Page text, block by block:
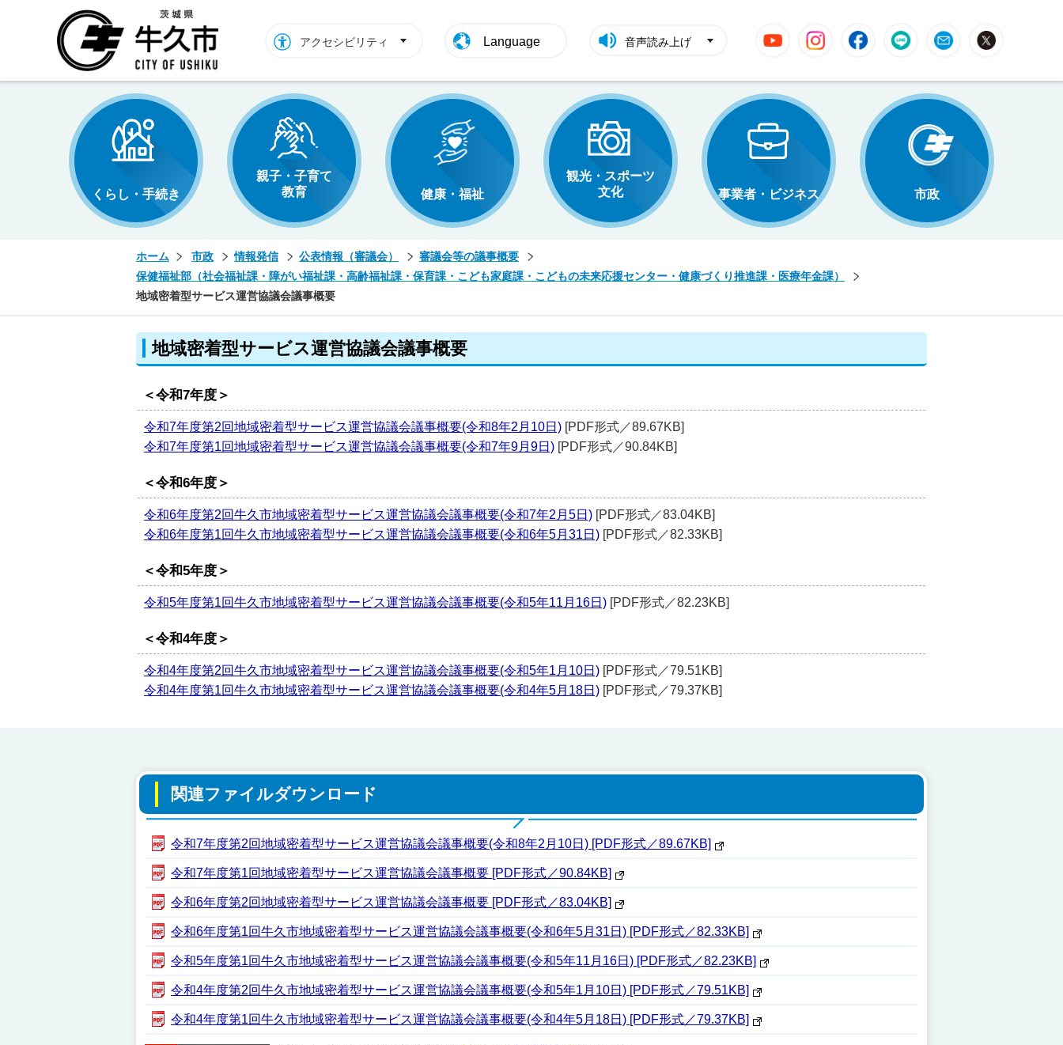
アクセシビリティ Language 音声読み上げ
YouTube InstagramFacebookLINE Mail
くらし・手続き
親子・子育て
教育
健康・福祉
観光・スポーツ
文化
事業者・ビジネス 市政
ホーム 市政 情報発信 公表情報（審議会）
審議会等の議事概要
保健福祉部（社会福祉課・障がい福祉課・高齢福祉課・保育課・こども家庭課・こどもの未来応援センター・健康づくり推進課・医療年金課）
地域密着型サービス運営協議会議事概要
地域密着型サービス運営協議会議事概要
＜令和7年度＞
令和7年度第2回地域密着型サービス運営協議会議事概要(令和8年2月10日) [PDF形式／89.67KB]
令和7年度第1回地域密着型サービス運営協議会議事概要(令和7年9月9日) [PDF形式／90.84KB]
＜令和6年度＞
令和6年度第2回牛久市地域密着型サービス運営協議会議事概要(令和7年2月5日) [PDF形式／83.04KB]
令和6年度第1回牛久市地域密着型サービス運営協議会議事概要(令和6年5月31日) [PDF形式／82.33KB]
＜令和5年度＞
令和5年度第1回牛久市地域密着型サービス運営協議会議事概要(令和5年11月16日) [PDF形式／82.23KB]
＜令和4年度＞
令和4年度第2回牛久市地域密着型サービス運営協議会議事概要(令和5年1月10日) [PDF形式／79.51KB]
令和4年度第1回牛久市地域密着型サービス運営協議会議事概要(令和4年5月18日) [PDF形式／79.37KB]
関連ファイルダウンロード
令和7年度第2回地域密着型サービス運営協議会議事概要(令和8年2月10日) [PDF形式／89.67KB]
令和7年度第1回地域密着型サービス運営協議会議事概要 [PDF形式／90.84KB]
令和6年度第2回地域密着型サービス運営協議会議事概要 [PDF形式／83.04KB]
令和6年度第1回牛久市地域密着型サービス運営協議会議事概要(令和6年5月31日) [PDF形式／82.33KB]
令和5年度第1回牛久市地域密着型サービス運営協議会議事概要(令和5年11月16日) [PDF形式／82.23KB]
令和4年度第2回牛久市地域密着型サービス運営協議会議事概要(令和5年1月10日) [PDF形式／79.51KB]
令和4年度第1回牛久市地域密着型サービス運営協議会議事概要(令和4年5月18日) [PDF形式／79.37KB]